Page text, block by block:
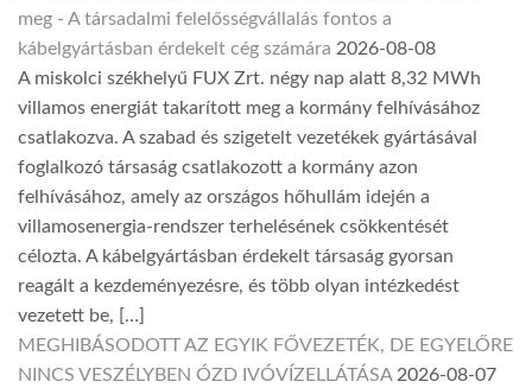
meg - A társadalmi felelősségvállalás fontos a
kábelgyártásban érdekelt cég számára 2026-08-08
A miskolci székhelyű FUX Zrt. négy nap alatt 8,32 MWh
villamos energiát takarított meg a kormány felhívásához
csatlakozva. A szabad és szigetelt vezetékek gyártásával
foglalkozó társaság csatlakozott a kormány azon
felhívásához, amely az országos hőhullám idején a
villamosenergia-rendszer terhelésének csökkentését
célozta. A kábelgyártásban érdekelt társaság gyorsan
reagált a kezdeményezésre, és több olyan intézkedést
vezetett be, […]
MEGHIBÁSODOTT AZ EGYIK FŐVEZETÉK, DE EGYELŐRE
NINCS VESZÉLYBEN ÓZD IVÓVÍZELLÁTÁSA 2026-08-07